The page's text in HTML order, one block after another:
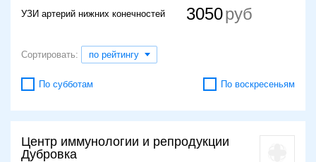
УЗИ артерий нижних конечностей 3050
Сортировать: по рейтингу
По субботам По воскресеньям
Центр иммунологии и репродукции
Дубровка